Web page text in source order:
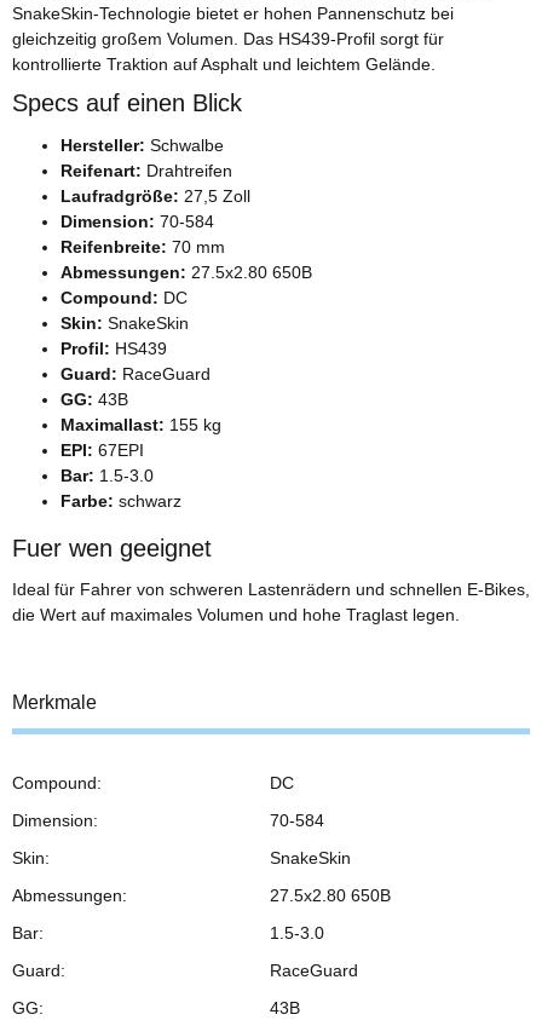
SnakeSkin-Technologie bietet er hohen Pannenschutz bei
gleichzeitig großem Volumen. Das HS439-Profil sorgt für
kontrollierte Traktion auf Asphalt und leichtem Gelände.
Specs auf einen Blick
Hersteller: Schwalbe
Reifenart: Drahtreifen
Laufradgröße: 27,5 Zoll
Dimension: 70-584
Reifenbreite: 70 mm
Abmessungen: 27.5x2.80 650B
Compound: DC
Skin: SnakeSkin
Profil: HS439
Guard: RaceGuard
GG: 43B
Maximallast: 155 kg
EPI: 67EPI
Bar: 1.5-3.0
Farbe: schwarz
Fuer wen geeignet
Ideal für Fahrer von schweren Lastenrädern und schnellen E-Bikes,
die Wert auf maximales Volumen und hohe Traglast legen.
Merkmale
Compound:
DC
Dimension:
70-584
Skin:
SnakeSkin
Abmessungen:
27.5x2.80 650B
Bar:
1.5-3.0
Guard:
RaceGuard
GG:
43B